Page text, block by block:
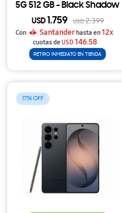
5G 512 GB - Black Shadow
USD 1.759 USD2.399
Con
Santanderhasta en12x
cuotas deUSD146.58
RETIRO INMEDIATO EN TIENDA
17